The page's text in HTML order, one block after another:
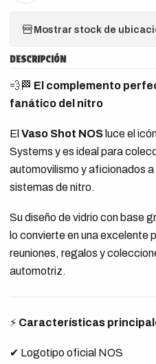
Mostrar stock de
DESCRIPCIÓN
💨🏁 El complemento
fanático del nitro
El Vaso Shot NOSluce el
Systems y es ideal para
automovilismo y aficionados
sistemas de nitro.
Su diseño de vidrio con base
lo convierte en una excelente
reuniones, regalos y
automotriz.
⚡ Características
✔ Logotipo oficial NOS